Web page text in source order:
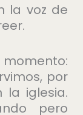
la voz de
por
la iglesia.
pero